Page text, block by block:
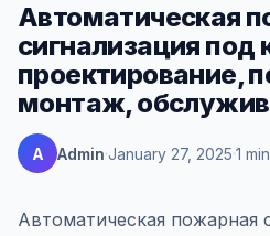
Автоматическая
сигнализация под
проектирование,
монтаж,
A Admin January 27, 2025 1
Автоматическая пожарная